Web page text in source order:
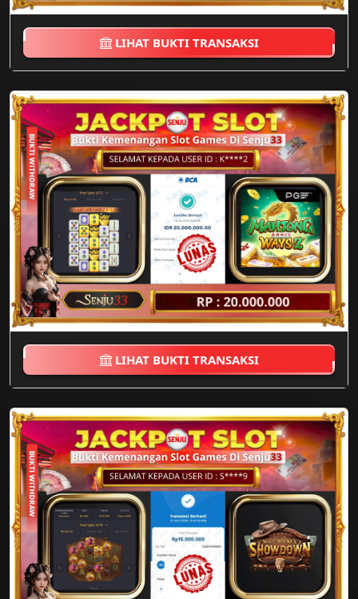
LIHAT BUKTI TRANSAKSI
LIHAT BUKTI TRANSAKSI